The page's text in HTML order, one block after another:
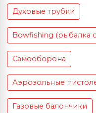
Духовые трубки
Bowfishing (рыбалка
Самооборона
Аэрозольные
Газовые балончики